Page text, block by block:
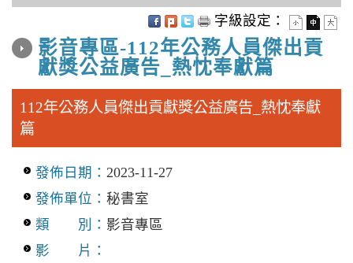
字級設定：
影音專區-112年公務人員傑出貢
獻獎公益廣告_熱忱奉獻篇
112年公務人員傑出貢獻獎公益廣告_熱忱奉獻
篇
發佈日期： 2023-11-27
發佈單位： 秘書室
類 別： 影音專區
影 片：